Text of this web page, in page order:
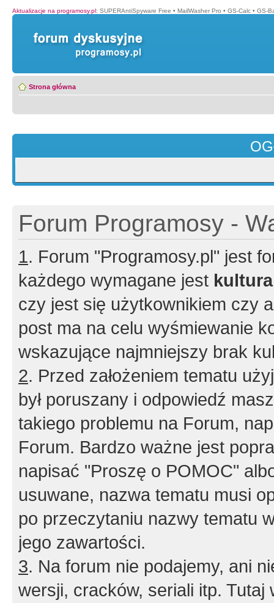
Aktualizacje na programosy.pl: SUPERAntiSpyware Free • MailWasher Pro • GS-Calc • GS-
Strona główna
Forum Programosy -
1. Forum "Programosy.pl" jest
każdego wymagane jest
czy jest się użytkownikiem czy
post ma na celu wyśmiewanie
wskazujące najmniejszy brak
2. Przed założeniem tematu
był poruszany i odpowiedź
takiego problemu na Forum,
Forum. Bardzo ważne jest
napisać "Proszę o POMOC"
usuwane, nazwa tematu musi
po przeczytaniu nazwy tematu
jego zawartości.
3. Na forum nie podajemy, ani
wersji, cracków, seriali itp. Tutaj